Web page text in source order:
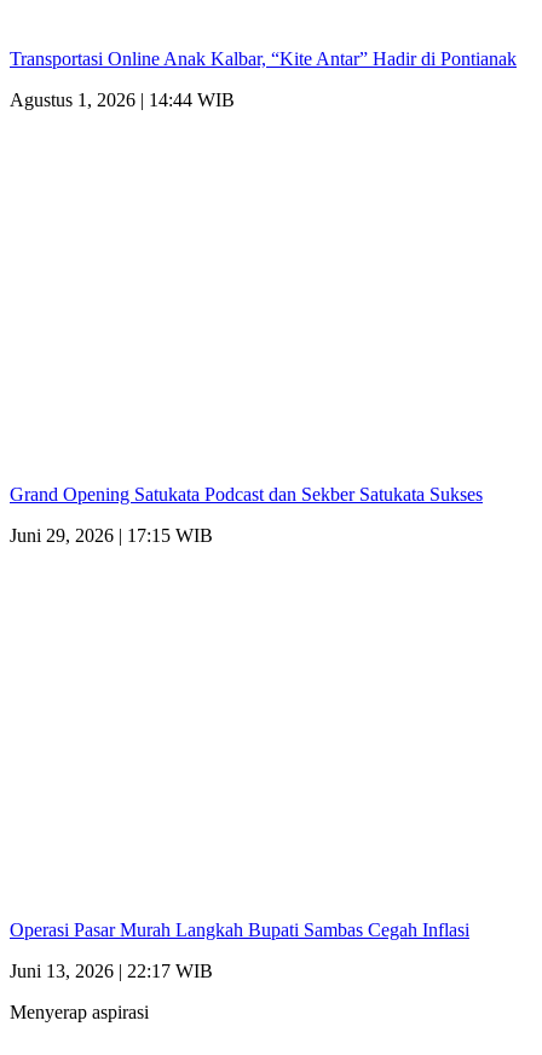
Transportasi Online Anak Kalbar, “Kite Antar” Hadir di Pontianak
Agustus 1, 2026 | 14:44 WIB
Grand Opening Satukata Podcast dan Sekber Satukata Sukses
Juni 29, 2026 | 17:15 WIB
Operasi Pasar Murah Langkah Bupati Sambas Cegah Inflasi
Juni 13, 2026 | 22:17 WIB
Menyerap aspirasi